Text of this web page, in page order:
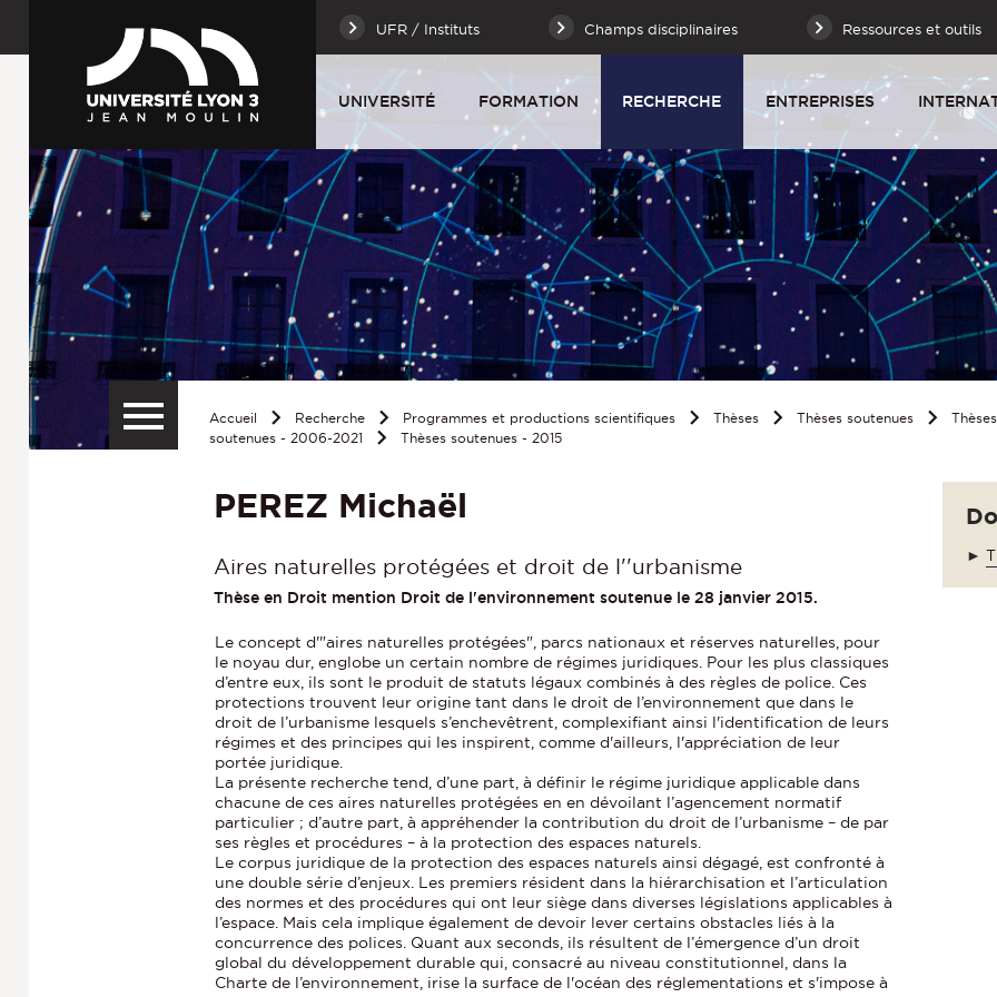
UFR / Instituts Champs disciplinaires Ressources et outils
UNIVERSITÉ FORMATION RECHERCHE ENTREPRISES
Accueil Recherche Programmes et productions scientifiques Thèses Thèses soutenues
Thèses
soutenues - 2006-2021
Thèses soutenues - 2015
PEREZ Michaël
Aires naturelles protégées et droit de l''urbanisme
Thèse en Droit mention Droit de l'environnement soutenue le 28 janvier 2015.
Le concept d'"aires naturelles protégées", parcs nationaux et réserves naturelles, pour
le noyau dur, englobe un certain nombre de régimes juridiques. Pour les plus classiques
d’entre eux, ils sont le produit de statuts légaux combinés à des règles de police. Ces
protections trouvent leur origine tant dans le droit de l’environnement que dans le
droit de l’urbanisme lesquels s’enchevêtrent, complexifiant ainsi l'identification de leurs
régimes et des principes qui les inspirent, comme d'ailleurs, l'appréciation de leur
portée juridique.
La présente recherche tend, d’une part, à définir le régime juridique applicable dans
chacune de ces aires naturelles protégées en en dévoilant l’agencement normatif
particulier ; d’autre part, à appréhender la contribution du droit de l’urbanisme – de par
ses règles et procédures – à la protection des espaces naturels.
Le corpus juridique de la protection des espaces naturels ainsi dégagé, est confronté à
une double série d’enjeux. Les premiers résident dans la hiérarchisation et l’articulation
des normes et des procédures qui ont leur siège dans diverses législations applicables à
l’espace. Mais cela implique également de devoir lever certains obstacles liés à la
concurrence des polices. Quant aux seconds, ils résultent de l’émergence d’un droit
global du développement durable qui, consacré au niveau constitutionnel, dans la
Charte de l’environnement, irise la surface de l'océan des réglementations et s'impose à
►